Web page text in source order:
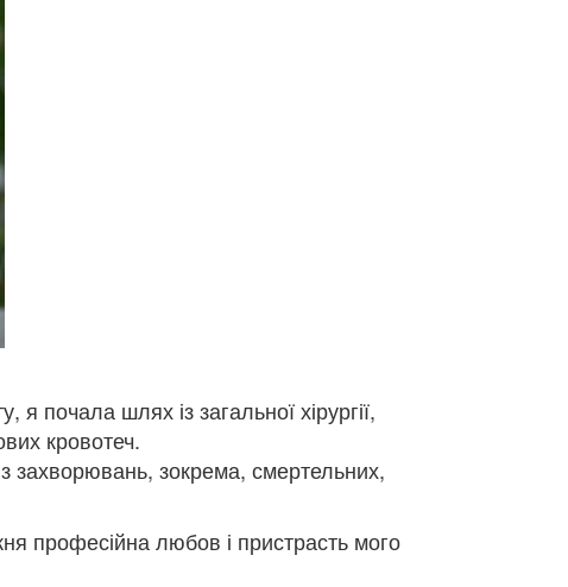
почала шлях із загальної хірургії,
кровотеч.
захворювань, зокрема, смертельних,
професійна любов і пристрасть мого